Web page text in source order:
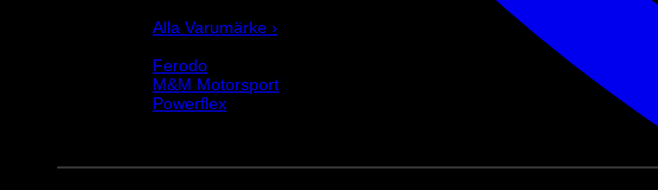
Alla Varumärke ›
Ferodo
M&M Motorsport
Powerflex